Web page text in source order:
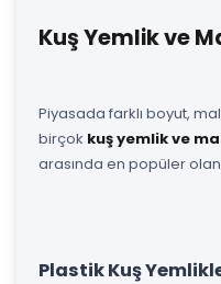
Kuş Yemlik ve
Piyasada farklı boyut,
birçok kuş yemlik ve
arasında en popüler
Plastik Kuş